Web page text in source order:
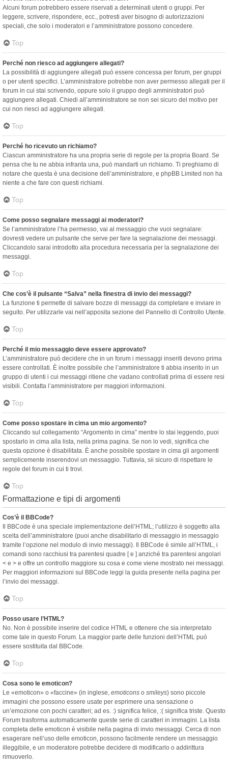
Alcuni forum potrebbero essere riservati a determinati utenti o gruppi. Per
leggere, scrivere, rispondere, ecc., potresti aver bisogno di autorizzazioni
speciali, che solo i moderatori e l’amministratore possono concedere.
Top
Perché non riesco ad aggiungere allegati?
La possibilità di aggiungere allegati può essere concessa per forum, per gruppi
o per utenti specifici. L’amministratore potrebbe non aver permesso allegati per il
forum in cui stai scrivendo, oppure solo il gruppo degli amministratori può
aggiungere allegati. Chiedi all’amministratore se non sei sicuro del motivo per
cui non riesci ad aggiungere allegati.
Top
Perché ho ricevuto un richiamo?
Ciascun amministratore ha una propria serie di regole per la propria Board. Se
pensa che tu ne abbia infranta una, può mandarti un richiamo. Ti preghiamo di
notare che questa è una decisione dell’amministratore, e phpBB Limited non ha
niente a che fare con questi richiami.
Top
Come posso segnalare messaggi ai moderatori?
Se l’amministratore l’ha permesso, vai al messaggio che vuoi segnalare:
dovresti vedere un pulsante che serve per fare la segnalazione dei messaggi.
Cliccandolo sarai introdotto alla procedura necessaria per la segnalazione dei
messaggi.
Top
Che cos’è il pulsante “Salva” nella finestra di invio dei messaggi?
La funzione ti permette di salvare bozze di messaggi da completare e inviare in
seguito. Per utilizzarle vai nell’apposita sezione del Pannello di Controllo Utente.
Top
Perché il mio messaggio deve essere approvato?
L’amministratore può decidere che in un forum i messaggi inseriti devono prima
essere controllati. È inoltre possibile che l’amministratore ti abbia inserito in un
gruppo di utenti i cui messaggi ritiene che vadano controllati prima di essere resi
visibili. Contatta l’amministratore per maggiori informazioni.
Top
Come posso spostare in cima un mio argomento?
Cliccando sul collegamento “Argomento in cima” mentre lo stai leggendo, puoi
spostarlo in cima alla lista, nella prima pagina. Se non lo vedi, significa che
questa opzione è disabilitata. È anche possibile spostare in cima gli argomenti
semplicemente inserendovi un messaggio. Tuttavia, sii sicuro di rispettare le
regole del forum in cui ti trovi.
Top
Formattazione e tipi di argomenti
Cos’è il BBCode?
Il BBCode è una speciale implementazione dell’HTML; l’utilizzo è soggetto alla
scelta dell’amministratore (puoi anche disabilitarlo di messaggio in messaggio
tramite l’opzione nel modulo di invio messaggi). Il BBCode è simile all’HTML, i
comandi sono racchiusi tra parentesi quadre [ e ] anziché tra parentesi angolari
< e > e offre un controllo maggiore su cosa e come viene mostrato nei messaggi.
Per maggiori informazioni sul BBCode leggi la guida presente nella pagina per
l’invio dei messaggi.
Top
Posso usare l’HTML?
No. Non è possibile inserire del codice HTML e ottenere che sia interpretato
come tale in questo Forum. La maggior parte delle funzioni dell’HTML può
essere sostituita dal BBCode.
Top
Cosa sono le emoticon?
Le «emoticon» o «faccine» (in inglese, emoticons o smileys) sono piccole
immagini che possono essere usate per esprimere una sensazione o
un’emozione con pochi caratteri; ad es. :) significa felice, :( significa triste. Questo
Forum trasforma automaticamente queste serie di caratteri in immagini. La lista
completa delle emoticon è visibile nella pagina di invio messaggi. Cerca di non
esagerare nell’uso delle emoticon, possono facilmente rendere un messaggio
illeggibile, e un moderatore potrebbe decidere di modificarlo o addirittura
rimuoverlo.